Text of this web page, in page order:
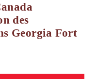
des
Georgia Fort